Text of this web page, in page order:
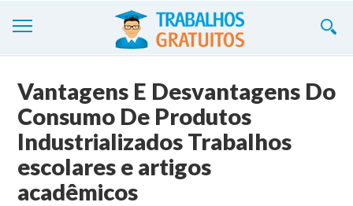
Cadastre-se
Entre
Blog
Vantagens E Desvantagens Do
Consumo De Produtos
Industrializados Trabalhos
escolares e artigos
acadêmicos